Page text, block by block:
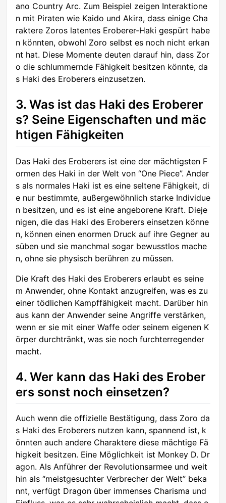
ano Country Arc. Zum Beispiel zeigen Interaktione
n mit Piraten wie Kaido und Akira, dass einige Cha
raktere Zoros latentes Eroberer-Haki gespürt habe
n könnten, obwohl Zoro selbst es noch nicht erkan
nt hat. Diese Momente deuten darauf hin, dass Zor
o die schlummernde Fähigkeit besitzen könnte, da
s Haki des Eroberers einzusetzen.
3. Was ist das Haki des Eroberer
s? Seine Eigenschaften und mäc
htigen Fähigkeiten
Das Haki des Eroberers ist eine der mächtigsten F
ormen des Haki in der Welt von “One Piece”. Ander
s als normales Haki ist es eine seltene Fähigkeit, di
e nur bestimmte, außergewöhnlich starke Individue
n besitzen, und es ist eine angeborene Kraft. Dieje
nigen, die das Haki des Eroberers einsetzen könne
n, können einen enormen Druck auf ihre Gegner au
süben und sie manchmal sogar bewusstlos mache
n, ohne sie physisch berühren zu müssen.
Die Kraft des Haki des Eroberers erlaubt es seine
m Anwender, ohne Kontakt anzugreifen, was es zu
einer tödlichen Kampffähigkeit macht. Darüber hin
aus kann der Anwender seine Angriffe verstärken,
wenn er sie mit einer Waffe oder seinem eigenen K
örper durchtränkt, was sie noch furchterregender
macht.
4. Wer kann das Haki des Erober
ers sonst noch einsetzen?
Auch wenn die offizielle Bestätigung, dass Zoro da
s Haki des Eroberers nutzen kann, spannend ist, k
önnten auch andere Charaktere diese mächtige Fä
higkeit besitzen. Eine Möglichkeit ist Monkey D. Dr
agon. Als Anführer der Revolutionsarmee und weit
hin als “meistgesuchter Verbrecher der Welt” beka
nnt, verfügt Dragon über immenses Charisma und